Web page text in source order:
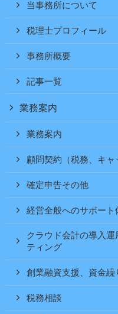
当事務所について
税理士プロフィール
事務所概要
記事一覧
業務案内
業務案内
顧問契約（税務、キャ
確定申告その他
経営全般へのサポート
クラウド会計の導入
ティング
創業融資支援、資金
税務相談